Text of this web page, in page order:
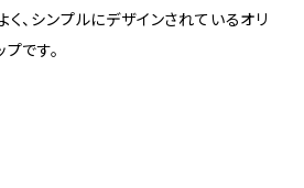
、シンプルにデザインされているオリ
です。